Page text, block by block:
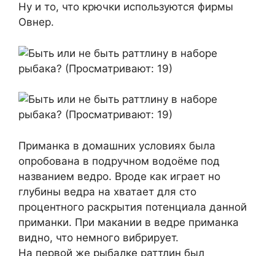
Ну и то, что крючки используются фирмы
Овнер.
Приманка в домашних условиях была
опробована в подручном водоёме под
названием ведро. Вроде как играет но
глубины ведра на хватает для сто
процентного раскрытия потенциала данной
приманки. При макании в ведре приманка
видно, что немного вибрирует.
На первой же рыбалке раттлин был